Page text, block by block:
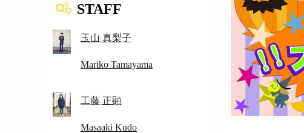
STAFF
玉山 真梨子
Mariko Tamayama
工藤 正顕
Masaaki Kudo